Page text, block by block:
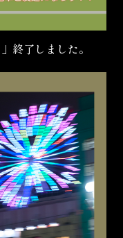
終了しました。